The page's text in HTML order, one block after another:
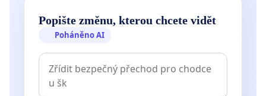
Popište změnu, kterou chcete vidět
Poháněno AI